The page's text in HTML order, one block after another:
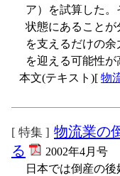
ア）を試算した
状態にあること
を支えるだけの
を迎える可能性が
本文(テキスト)[ 物
[ 特集 ] 物流業の
る
2002年4月号
日本では倒産の